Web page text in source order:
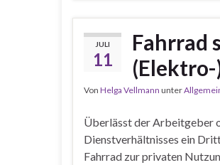
JULI
11
Fahrrad
(Elektro-
Von Helga Vellmann unter
Überlässt der Arbeitgeber
Dienstverhältnisses ein
Fahrrad zur privaten